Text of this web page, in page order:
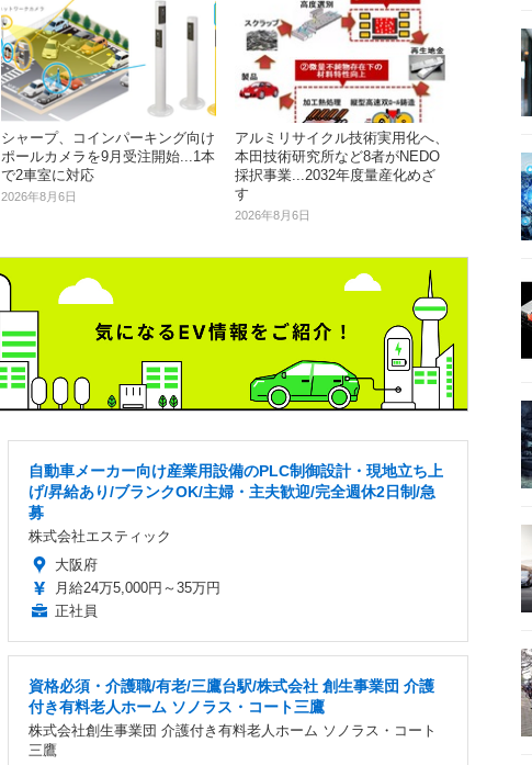
シャープ、コインパーキング向け
ポールカメラを9月受注開始...1本
で2車室に対応
2026年8月6日
アルミリサイクル技術実用化へ、
本田技術研究所など8者がNEDO
採択事業...2032年度量産化めざ
す
2026年8月6日
自動車メーカー向け産業用設備のPLC制御設計・現地立ち上
げ/昇給あり/ブランクOK/主婦・主夫歓迎/完全週休2日制/急
募
株式会社エスティック
大阪府
月給24万5,000円～35万円
正社員
資格必須・介護職/有老/三鷹台駅/株式会社 創生事業団 介護
付き有料老人ホーム ソノラス・コート三鷹
株式会社創生事業団 介護付き有料老人ホーム ソノラス・コート
三鷹